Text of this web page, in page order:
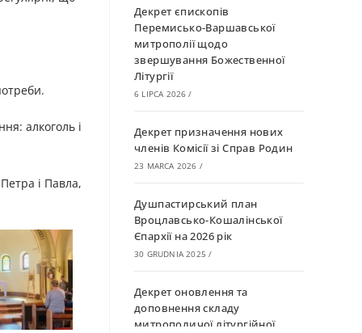
алкоголь і
і Павла,
Декрет єпископів
Перемисько-Варшавської
митрополії щодо
звершування Божественної
Літургії
6 LIPCA 2026 /
Декрет призначення нових
членів Комісії зі Справ Родин
23 MARCA 2026 /
Душпастирський план
Вроцлавсько-Кошалінської
Єпархії на 2026 рік
30 GRUDNIA 2025 /
Декрет оновлення та
доповнення складу
митрополичої літургійної